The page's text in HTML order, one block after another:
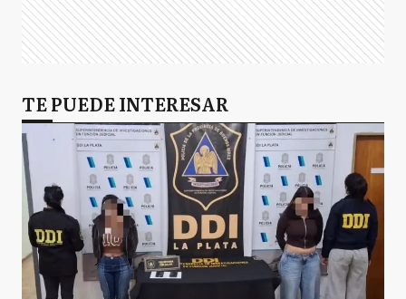
TE PUEDE INTERESAR